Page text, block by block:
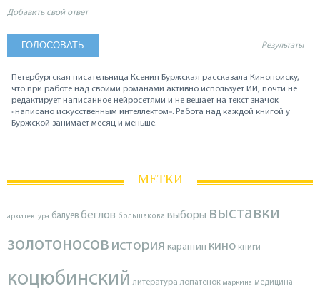
Добавить свой ответ
Результаты
Петербургская писательница Ксения Буржская рассказала Кинопоиску,
что при работе над своими романами активно использует ИИ, почти не
редактирует написанное нейросетями и не вешает на текст значок
«написано искусственным интеллектом». Работа над каждой книгой у
Буржской занимает месяц и меньше.
МЕТКИ
архитектура балуев беглов большакова выборы выставки
золотоносов история карантин кино книги
коцюбинский литература лопатенок маркина медицина